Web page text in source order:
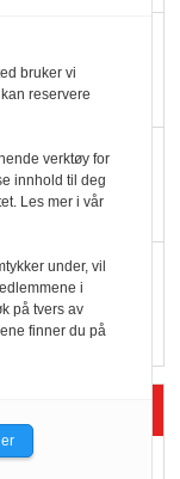
fulle
butikken
i
bruker vi
reservere
verktøy for
innhold til deg
Les mer i vår
under, vil
i
på tvers av
finner du på